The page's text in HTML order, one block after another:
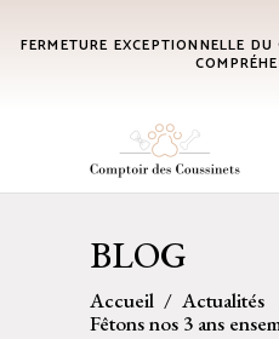
FERMETURE EXCEPTIONNELLE
No products in the cart.
BLOG
Accueil / Actualités
Fêtons nos 3 ans